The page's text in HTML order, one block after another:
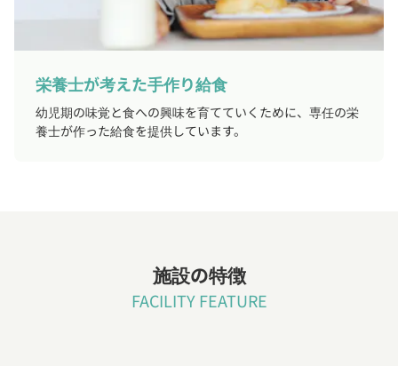
栄養士が考えた手作り給食
幼児期の味覚と食への興味を育てていくために、専任の栄
養士が作った給食を提供しています。
施設の特徴
FACILITY FEATURE